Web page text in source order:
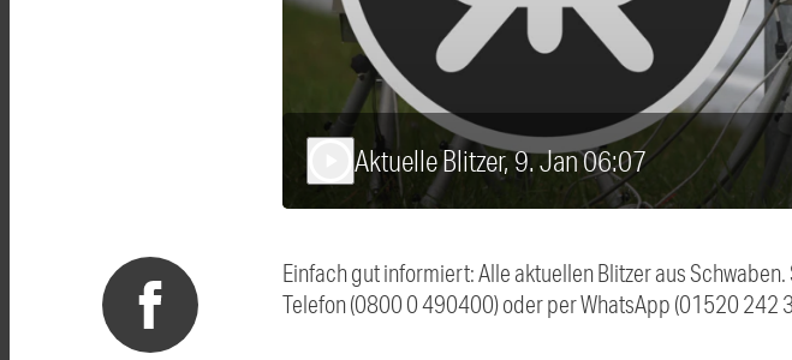
Aktuelle Blitzer, 9. Jan 06:07
Einfach gut informiert: Alle aktuellen Blitzer aus
Telefon (0800 0 490400) oder per WhatsApp (01520 242